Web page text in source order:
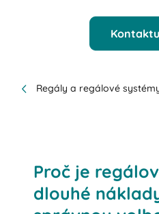
Regály a regálové
Proč je
dlouhé